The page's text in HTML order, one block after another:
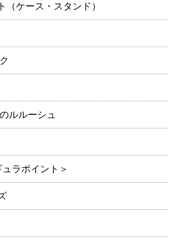
（ケース・スタンド）
ルルーシュ
ラポイント＞